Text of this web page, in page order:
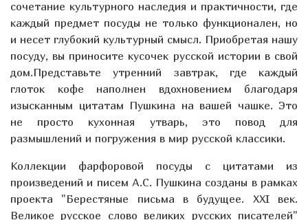
сочетание культурного наследия и практичности, где
каждый предмет посуды не только функционален, но
и несет глубокий культурный смысл. Приобретая нашу
посуду, вы приносите кусочек русской истории в свой
дом.Представьте утренний завтрак, где каждый
глоток кофе наполнен вдохновением благодаря
изысканным цитатам Пушкина на вашей чашке. Это
не просто кухонная утварь, это повод для
размышлений и погружения в мир русской классики.
Коллекции фарфоровой посуды с цитатами из
произведений и писем А.С. Пушкина созданы в рамках
проекта "Берестяные письма в будущее. XXI век.
Великое русское слово великих русских писателей"